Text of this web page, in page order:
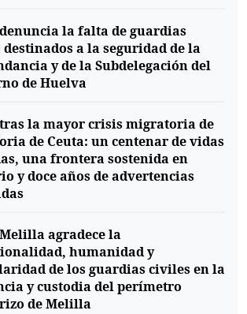
denuncia la falta de guardias
a la seguridad de la
y de la Subdelegación del
de Huelva
tras la mayor crisis migratoria de
de Ceuta: un centenar de vidas
una frontera sostenida en
y doce años de advertencias
agradece la
humanidad y
de los guardias civiles en la
y custodia del perímetro
de Melilla